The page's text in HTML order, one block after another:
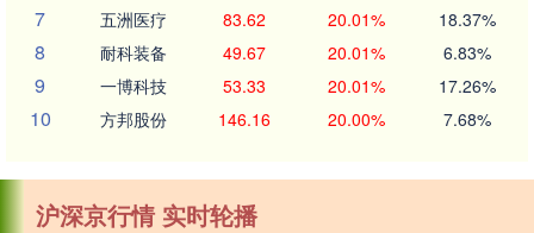
7 五洲医疗 83.62 20.01% 18.37%
8 耐科装备 49.67 20.01% 6.83%
9 一博科技 53.33 20.01% 17.26%
10 方邦股份 146.16 20.00% 7.68%
沪深京行情 实时轮播